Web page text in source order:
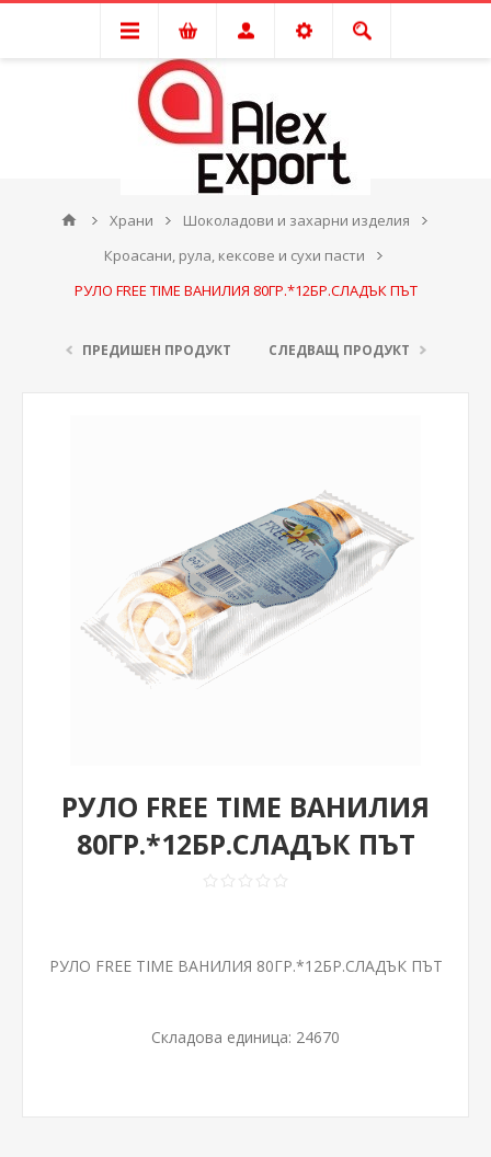
Храни
Шоколадови и захарни изделия
Кроасани, рула, кексове и сухи пасти
РУЛО FREE TIME ВАНИЛИЯ 80ГР.*12БР.СЛАДЪК ПЪТ
ПРЕДИШЕН ПРОДУКТ СЛЕДВАЩ ПРОДУКТ
РУЛО FREE TIME ВАНИЛИЯ
80ГР.*12БР.СЛАДЪК ПЪТ
РУЛО FREE TIME ВАНИЛИЯ 80ГР.*12БР.СЛАДЪК ПЪТ
Складова единица: 24670